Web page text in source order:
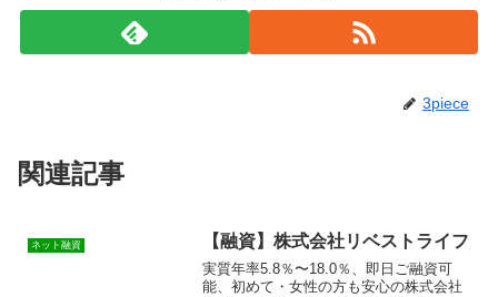
3piece
関連記事
ネット融資 【融資】株式会社リベストライフ
実質年率5.8％〜18.0％、即日ご融資可
能、初めて・女性の方も安心の株式会社